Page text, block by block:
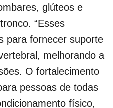
glúteos e
“Esses
para fornecer suporte
melhorando a
O fortalecimento
pessoas de todas
físico,